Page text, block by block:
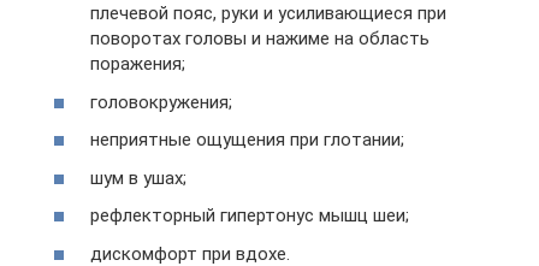
плечевой пояс, руки и усиливающиеся при
поворотах головы и нажиме на область
поражения;
головокружения;
неприятные ощущения при глотании;
шум в ушах;
рефлекторный гипертонус мышц шеи;
дискомфорт при вдохе.